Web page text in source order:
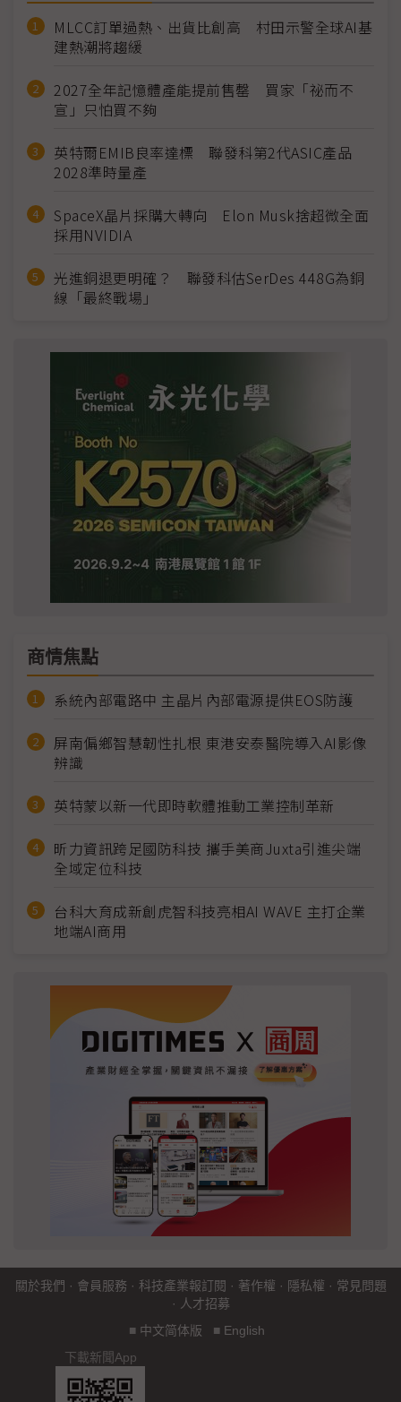
MLCC訂單過熱、出貨比創高 村田示警全球AI基
建熱潮將趨緩
2027全年記憶體產能提前售罄 買家「祕而不
宣」只怕買不夠
英特爾EMIB良率達標 聯發科第2代ASIC產品
2028準時量產
SpaceX晶片採購大轉向 Elon Musk捨超微全面
採用NVIDIA
光進銅退更明確？ 聯發科估SerDes 448G為銅
線「最終戰場」
商情焦點
系統內部電路中 主晶片內部電源提供EOS防護
屏南偏鄉智慧韌性扎根 東港安泰醫院導入AI影像
辨識
英特蒙以新一代即時軟體推動工業控制革新
昕力資訊跨足國防科技 攜手美商Juxta引進尖端
全域定位科技
台科大育成新創虎智科技亮相AI WAVE 主打企業
地端AI商用
關於我們 · 會員服務 · 科技產業報訂閱 · 著作權 · 隱私權 · 常見問題
· 人才招募
■ 中文简体版 ■ English
下載新聞App